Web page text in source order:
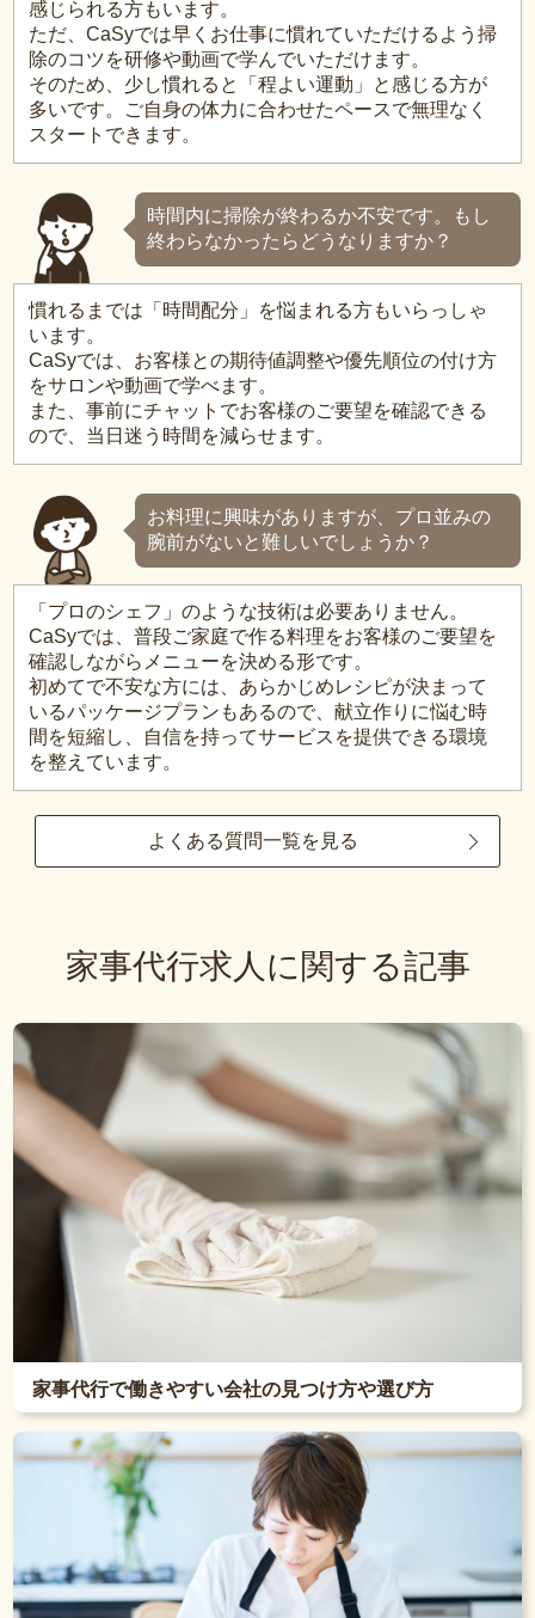
感じられる方もいます。
ただ、CaSyでは早くお仕事に慣れていただけるよう掃
除のコツを研修や動画で学んでいただけます。
そのため、少し慣れると「程よい運動」と感じる方が
多いです。ご自身の体力に合わせたペースで無理なく
スタートできます。
時間内に掃除が終わるか不安です。もし
終わらなかったらどうなりますか？
慣れるまでは「時間配分」を悩まれる方もいらっしゃ
います。
CaSyでは、お客様との期待値調整や優先順位の付け方
をサロンや動画で学べます。
また、事前にチャットでお客様のご要望を確認できる
ので、当日迷う時間を減らせます。
お料理に興味がありますが、プロ並みの
腕前がないと難しいでしょうか？
「プロのシェフ」のような技術は必要ありません。
CaSyでは、普段ご家庭で作る料理をお客様のご要望を
確認しながらメニューを決める形です。
初めてで不安な方には、あらかじめレシピが決まって
いるパッケージプランもあるので、献立作りに悩む時
間を短縮し、自信を持ってサービスを提供できる環境
を整えています。
よくある質問一覧を見る
家事代行求人に関する記事
家事代行で働きやすい会社の見つけ方や選び方